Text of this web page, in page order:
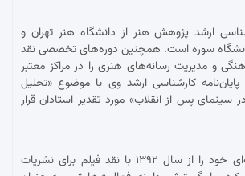
ارشد پژوهش هنر از دانشگاه هنر تهران و
سوره است. همچنین دوره‌های تخصصی نقد
و مدیریت رسانه‌های هنری را در مراکز معتبر
کارشناسی ارشد وی با موضوع «تحلیل
سینمای پس از انقلاب» مورد تقدیر استادان قرار
صباحی فعالیت حرفه‌ای خود را از سال ۱۳۹۲ با نقد فیلم برای نشریات